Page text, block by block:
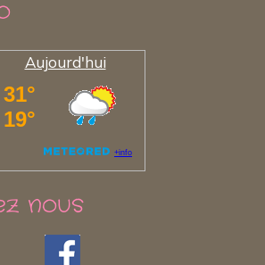
Aujourd'hui
nous